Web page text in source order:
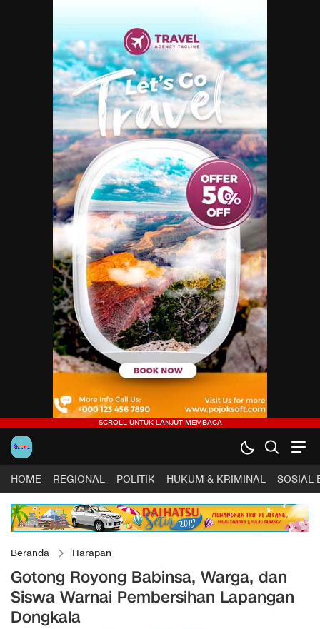
HOME REGIONAL POLITIK HUKUM & KRIMINAL SOSIAL
Beranda Harapan
Gotong Royong Babinsa, Warga, dan
Siswa Warnai Pembersihan Lapangan
Dongkala